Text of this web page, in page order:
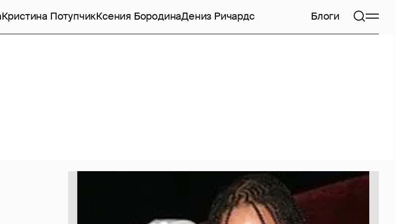
Кристина ПотупчикКсения БородинаДениз Ричардс Блоги